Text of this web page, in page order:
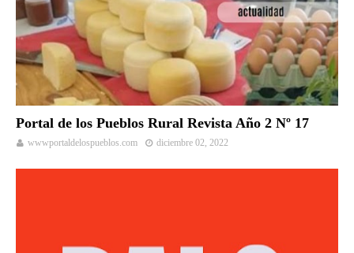
Portal de los Pueblos Rural Revista Año 2 Nº 17
wwwportaldelospueblos.com diciembre 02, 2022